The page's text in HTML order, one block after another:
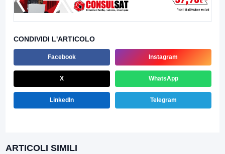
CONDIVIDI L'ARTICOLO
Facebook Instagram
X WhatsApp
LinkedIn Telegram
ARTICOLI SIMILI